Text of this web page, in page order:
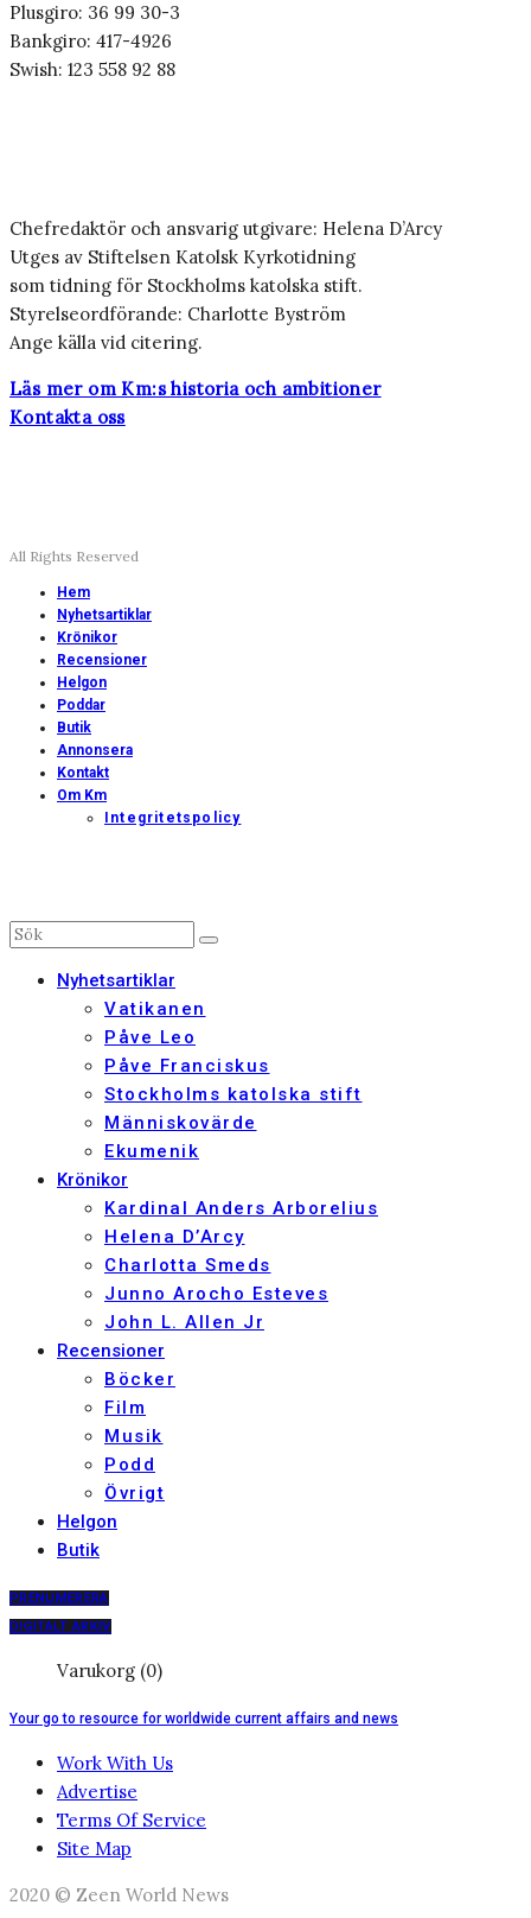
Plusgiro: 36 99 30-3
Bankgiro: 417-4926
Swish: 123 558 92 88
Chefredaktör och ansvarig utgivare: Helena D’Arcy
Utges av Stiftelsen Katolsk Kyrkotidning
som tidning för Stockholms katolska stift.
Styrelseordförande: Charlotte Byström
Ange källa vid citering.
Läs mer om Km:s historia och ambitioner
Kontakta oss
All Rights Reserved
Hem
Nyhetsartiklar
Krönikor
Recensioner
Helgon
Poddar
Butik
Annonsera
Kontakt
Om Km
Integritetspolicy
Nyhetsartiklar
Vatikanen
Påve Leo
Påve Franciskus
Stockholms katolska stift
Människovärde
Ekumenik
Krönikor
Kardinal Anders Arborelius
Helena D’Arcy
Charlotta Smeds
Junno Arocho Esteves
John L. Allen Jr
Recensioner
Böcker
Film
Musik
Podd
Övrigt
Helgon
Butik
PRENUMERERA
DIGITALT ARKIV
Varukorg (0)
Your go to resource for worldwide current affairs and news
Work With Us
Advertise
Terms Of Service
Site Map
2020 © Zeen World News